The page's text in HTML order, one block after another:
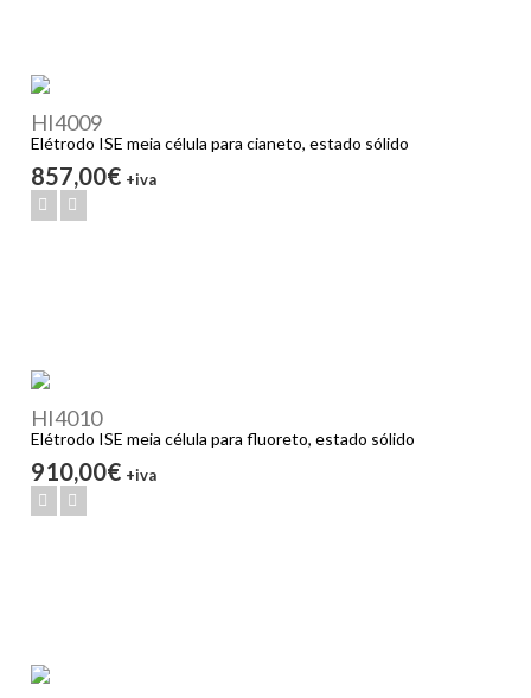
HI4009
Elétrodo ISE meia célula para cianeto, estado sólido
857,00€ +iva
HI4010
Elétrodo ISE meia célula para fluoreto, estado sólido
910,00€ +iva